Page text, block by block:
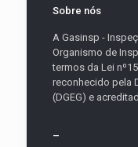
Sobre nós
A Gasinsp -
Organismo de
termos da Lei
reconhecido pela
(DGEG) e
–